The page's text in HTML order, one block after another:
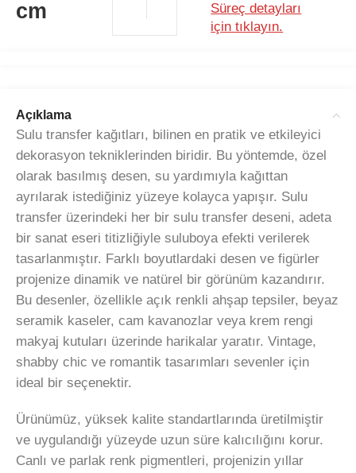
cm
Süreç detayları
için tıklayın.
Açıklama
Sulu transfer kağıtları, bilinen en pratik ve etkileyici
dekorasyon tekniklerinden biridir. Bu yöntemde, özel
olarak basılmış desen, su yardımıyla kağıttan
ayrılarak istediğiniz yüzeye kolayca yapışır. Sulu
transfer üzerindeki her bir sulu transfer deseni, adeta
bir sanat eseri titizliğiyle suluboya efekti verilerek
tasarlanmıştır. Farklı boyutlardaki desen ve figürler
projenize dinamik ve natürel bir görünüm kazandırır.
Bu desenler, özellikle açık renkli ahşap tepsiler, beyaz
seramik kaseler, cam kavanozlar veya krem rengi
makyaj kutuları üzerinde harikalar yaratır. Vintage,
shabby chic ve romantik tasarımları sevenler için
ideal bir seçenektir.
Ürünümüz, yüksek kalite standartlarında üretilmiştir
ve uygulandığı yüzeyde uzun süre kalıcılığını korur.
Canlı ve parlak renk pigmentleri, projenizin yıllar